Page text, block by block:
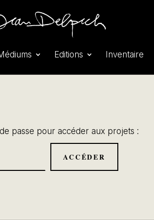
Editions Inventaire
passe pour accéder aux projets :